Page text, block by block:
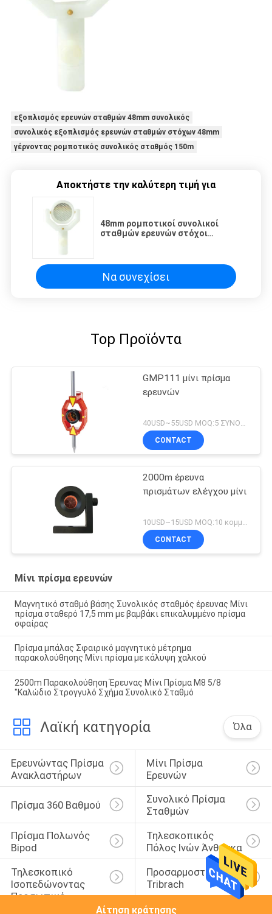
εξοπλισμός ερευνών σταθμών 48mm συνολικός
συνολικός εξοπλισμός ερευνών σταθμών στόχων 48mm
γέρνοντας ρομποτικός συνολικός σταθμός 150m
Αποκτήστε την καλύτερη τιμή για
48mm ρομποτικοί συνολικοί
σταθμών ερευνών στόχοι
Να συνεχίσει
Top Προϊόντα
GMP111 μίνι πρίσμα
ερευνών
40USD~55USD MOQ:5 ΣΥΝΟΛΑ
CONTACT
2000m έρευνα
πρισμάτων ελέγχου μίνι
CONTACT
Μίνι πρίσμα ερευνών
Μαγνητικό σταθμό βάσης Συνολικός σταθμός έρευνας Μίνι
πρίσμα σταθερό 17,5 mm με βαμβάκι επικαλυμμένο πρίσμα
σφαίρας
Πρίσμα μπάλας Σφαιρικό μαγνητικό μέτρημα
παρακολούθησης Μίνι πρίσμα με κάλυψη χαλκού
2500m Παρακολούθηση Έρευνας Μίνι Πρίσμα M8 5/8
"Καλώδιο Στρογγυλό Σχήμα Συνολικό Σταθμό
Λαϊκή κατηγορία Όλα
Ερευνώντας Πρίσμα
Ανακλαστήρων
Μίνι Πρίσμα
Ερευνών
Πρίσμα 360 Βαθμού
Συνολικό Πρίσμα
Σταθμών
Πρίσμα Πολωνός
Bipod
Τηλεσκοπικός
Πόλος Ινών Άνθρακα
Τηλεσκοπικό
Ισοπεδώνοντας
Προσωπικό
Προσαρμοστής
Tribrach
Αίτηση κράτησης